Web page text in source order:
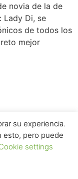
novia de la de
Lady Di, se
de todos los
mejor
su experiencia.
esto, pero puede
settings